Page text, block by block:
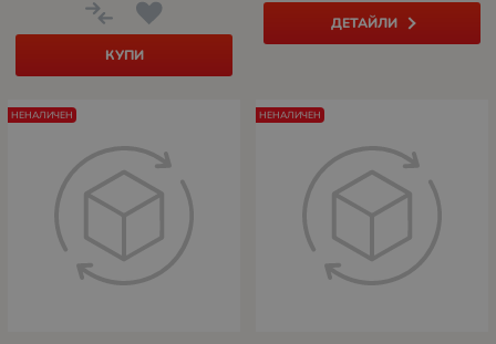
КУПИ
ДЕТАЙЛИ
НЕНАЛИЧЕН НЕНАЛИЧЕН